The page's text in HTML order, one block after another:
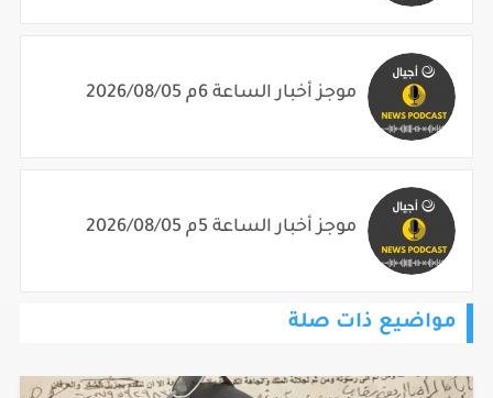
موجز أخبار الساعة 6م 2026/08/05
موجز أخبار الساعة 5م 2026/08/05
مواضيع ذات صلة